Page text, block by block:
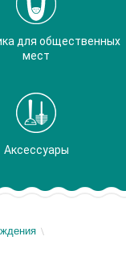
для общественных
мест
Аксессуары